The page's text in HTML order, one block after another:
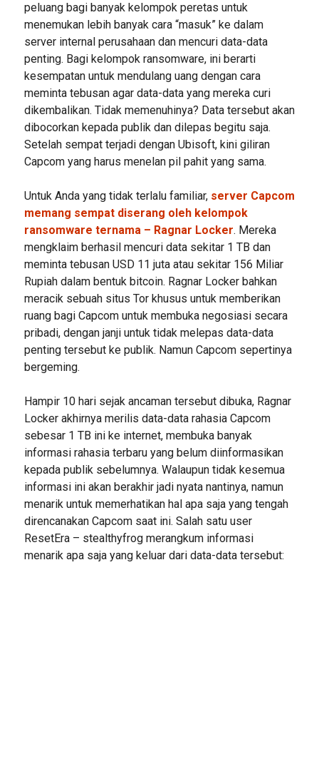
peluang bagi banyak kelompok peretas untuk
menemukan lebih banyak cara “masuk” ke dalam
server internal perusahaan dan mencuri data-data
penting. Bagi kelompok ransomware, ini berarti
kesempatan untuk mendulang uang dengan cara
meminta tebusan agar data-data yang mereka curi
dikembalikan. Tidak memenuhinya? Data tersebut akan
dibocorkan kepada publik dan dilepas begitu saja.
Setelah sempat terjadi dengan Ubisoft, kini giliran
Capcom yang harus menelan pil pahit yang sama.
Untuk Anda yang tidak terlalu familiar, server Capcom
memang sempat diserang oleh kelompok
ransomware ternama – Ragnar Locker. Mereka
mengklaim berhasil mencuri data sekitar 1 TB dan
meminta tebusan USD 11 juta atau sekitar 156 Miliar
Rupiah dalam bentuk bitcoin. Ragnar Locker bahkan
meracik sebuah situs Tor khusus untuk memberikan
ruang bagi Capcom untuk membuka negosiasi secara
pribadi, dengan janji untuk tidak melepas data-data
penting tersebut ke publik. Namun Capcom sepertinya
bergeming.
Hampir 10 hari sejak ancaman tersebut dibuka, Ragnar
Locker akhirnya merilis data-data rahasia Capcom
sebesar 1 TB ini ke internet, membuka banyak
informasi rahasia terbaru yang belum diinformasikan
kepada publik sebelumnya. Walaupun tidak kesemua
informasi ini akan berakhir jadi nyata nantinya, namun
menarik untuk memerhatikan hal apa saja yang tengah
direncanakan Capcom saat ini. Salah satu user
ResetEra – stealthyfrog merangkum informasi
menarik apa saja yang keluar dari data-data tersebut: